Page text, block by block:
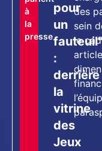
à
la
presse
pour
un
fauteuil"
:
derrière
la
vitrine
des
Jeux
des
sein
le